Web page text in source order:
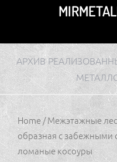
содержимому
АРХИВ
Home/Межэтажные
образная с забежными
ломаные косоуры